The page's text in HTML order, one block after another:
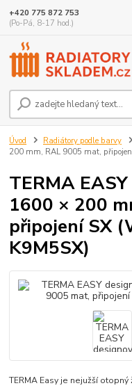
+420 775 872 753
(Po-Pá, 8-17 hod.)
Úvod Radiátory podle barvy
200 mm, RAL 9005 mat,
TERMA
1600 × 200
připojení SX
K9M5SX)
TERMA Easy je nejužší